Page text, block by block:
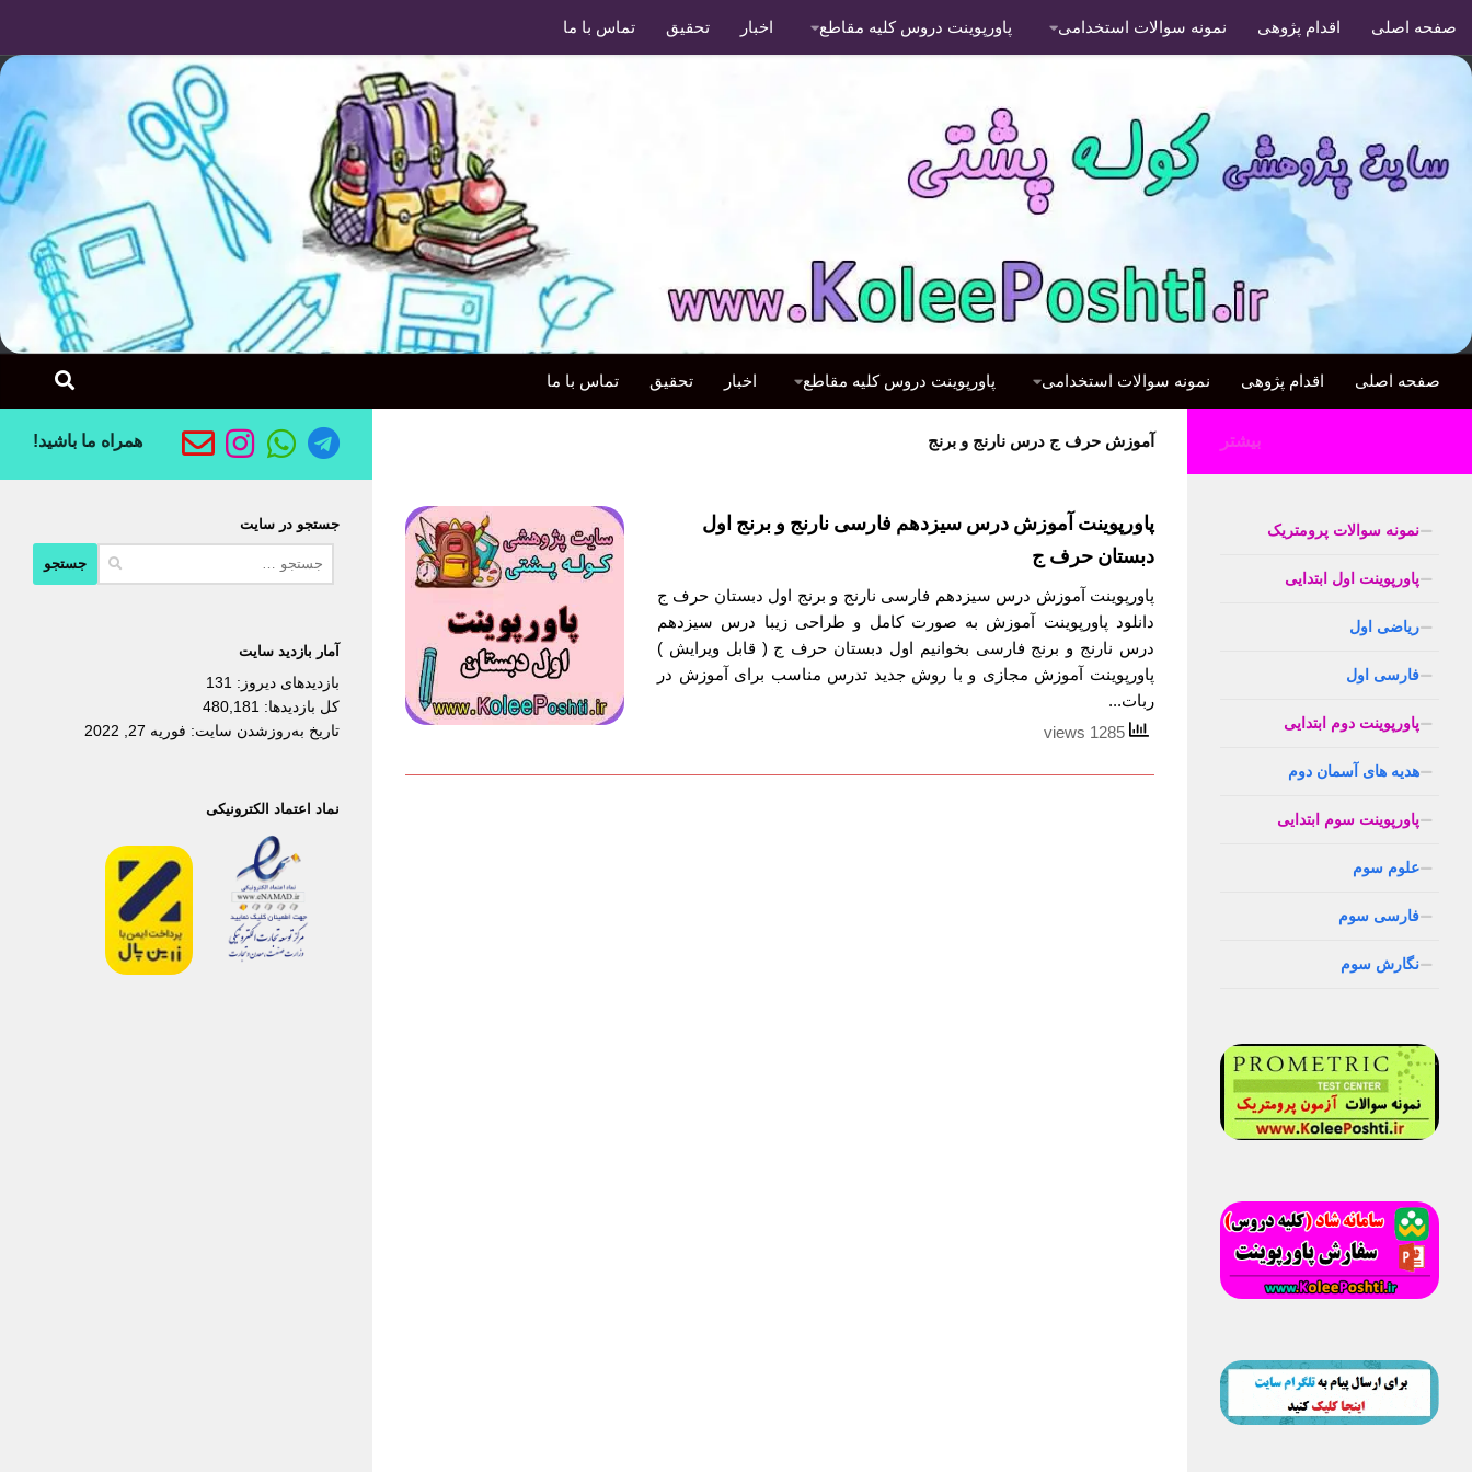
صفحه اصلی اقدام پژوهی نمونه سوالات استخدامی پاورپوینت دروس کلیه مقاطع اخبار تحقیق تماس با ما
صفحه اصلی اقدام پژوهی نمونه سوالات استخدامی پاورپوینت دروس کلیه مقاطع اخبار تحقیق تماس با ما
آموزش حرف ج درس نارنج و برنج
پاورپوینت آموزش درس سیزدهم فارسی نارنج و برنج اول
دبستان حرف ج
پاورپوینت آموزش درس سیزدهم فارسی نارنج و برنج اول دبستان حرف ج
دانلود پاورپوینت آموزش به صورت کامل و طراحی زیبا درس سیزدهم
درس نارنج و برنج فارسی بخوانیم اول دبستان حرف ج ( قابل ویرایش )
پاورپوینت آموزش مجازی و با روش جدید تدرس مناسب برای آموزش در
ربات...
همراه ما باشید!
جستجو در سایت
آمار بازدید سایت
بازدیدهای دیروز: 131
کل بازدیدها: 480,181
تاریخ به‌روزشدن سایت: فوریه 27, 2022
نماد اعتماد الکترونیکی
بیشتر
نمونه سوالات پرومتریک
پاورپوینت اول ابتدایی
ریاضی اول
فارسی اول
پاورپوینت دوم ابتدایی
هدیه های آسمان دوم
پاورپوینت سوم ابتدایی
علوم سوم
فارسی سوم
نگارش سوم